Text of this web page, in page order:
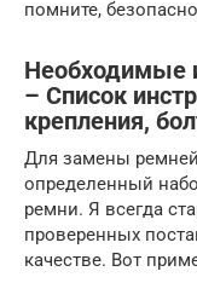
помните,
Необходимые
– Список
крепления,
Для замены
определенный
ремни. Я всегда
проверенных
качестве. Вот